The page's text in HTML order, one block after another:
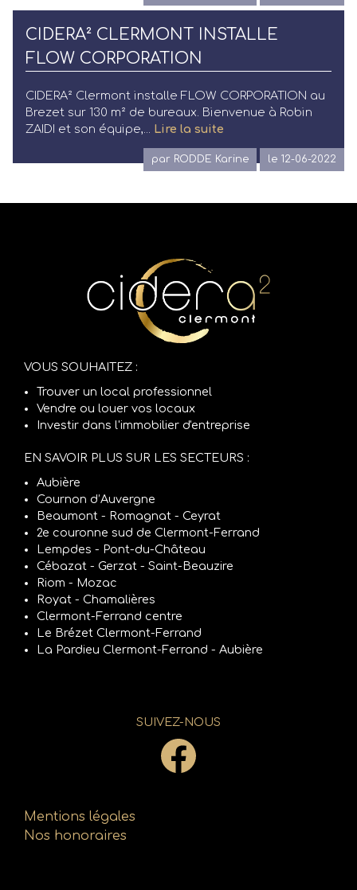
CIDERA² CLERMONT INSTALLE
FLOW CORPORATION
CIDERA² Clermont installe FLOW CORPORATION au
Brezet sur 130 m² de bureaux. Bienvenue à Robin
ZAIDI et son équipe,...
Lire la suite
par RODDE Karine le 12-06-2022
VOUS SOUHAITEZ :
Trouver un local professionnel
Vendre ou louer vos locaux
Investir dans l'immobilier d'entreprise
EN SAVOIR PLUS SUR LES SECTEURS :
Aubière
Cournon d’Auvergne
Beaumont - Romagnat - Ceyrat
2e couronne sud de Clermont-Ferrand
Lempdes - Pont-du-Château
Cébazat - Gerzat - Saint-Beauzire
Riom - Mozac
Royat - Chamalières
Clermont-Ferrand centre
Le Brézet Clermont-Ferrand
La Pardieu Clermont-Ferrand - Aubière
SUIVEZ-NOUS
Mentions légales
Nos honoraires